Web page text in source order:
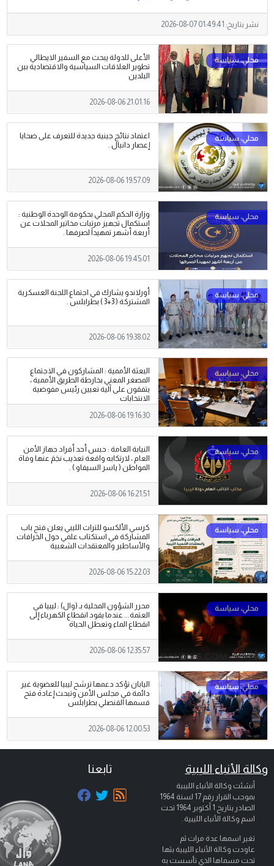
نشر بتاريخ: 2026-08-07 01:49:41
الأعلى للدولة يبحث مع السفير الايطالي
تطوير العلاقات السياسية والاقتصادية بين
البلدين
2026-08-06 21:01:16
اعتماد نتائج جينية جديدة للتعرف على ضحايا
إعصار دانيال .
2026-08-06 19:57:09
وزارة الحكم المحلي بحكومة الوحدة الوطنية :
استكمال تجهيز مرتبات مخاتير المحلات عن
أربعة أشهر تمهيداً لصرفها .
2026-08-06 19:45:01
أورلاندو يشارك في اجتماع اللجنة العسكرية
المشتركة ( 3+3 ) بطرابلس .
2026-08-06 19:38:02
البعثة الأممية : المشاركون في الاجتماع
المصغر المعني بخارطة الطريق الأممية ،
يتفقون على آلية تعيين رئيس مفوضية
الانتخابات
2026-08-06 19:16:30
النيابة العامة : حبس أحد أفراد جهاز الأمن
العام ، لارتكابه واقعة تعذيب نجَمَ عنها وفاة
المواطن ( ياسر السيفاو ) .
2026-08-06 16:21:51
كرسي الألكسو للتراث الليبي يعلن فتح باب
المشاركة في استكتاب علمي حول الخرافات
والأساطير والمعتقدات الشعبية
2026-08-06 15:22:03
محرر الشؤون المحلية بـ (وال) : ليبيا في
العتمة... عندما يقود انقطاع الكهرباء إلى
انقطاع الماء وتعطل الحياة
2026-08-06 12:35:57
اليابان تؤكد دعمها ترشح ليبيا للعضوية غير
دائمة في مجلس الأمن وتبحث إعادة فتح
قسمها القنصلي بطرابلس
2026-08-06 12:00:53
وكالة الأنباء الليبية
أنشئت وكالة الأنباء الليبية
بموجب القرار رقم 17 لسنة 1964
الصادر بتاريخ 1 أكتوبر 1964
تحت
اسم وكالة الأنباء الليبية .
تغير اسمها عدة مرات ثم
عاودت وكالة الأنباء الليبية بثها
تحت مسماها الذي تأسست به
تابعنا